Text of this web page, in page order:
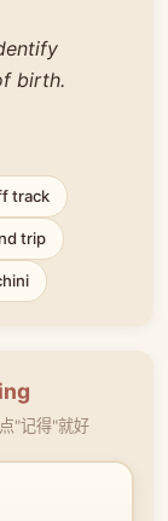
birth.
track
trip
"记得"就好